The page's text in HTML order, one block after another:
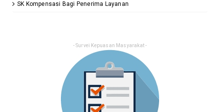
SK Kompensasi Bagi Penerima Layanan
- Survei Kepuasan Masyarakat -